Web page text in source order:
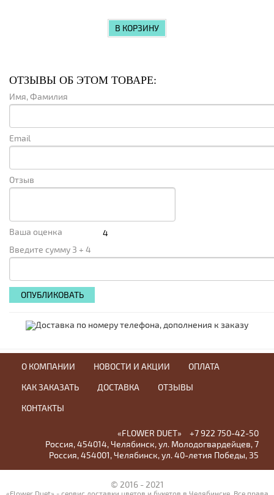
В КОРЗИНУ
ОТЗЫВЫ ОБ ЭТОМ ТОВАРЕ:
Имя, Фамилия
Email
Отзыв
Ваша оценка
Введите сумму 3 + 4
О КОМПАНИИ НОВОСТИ И АКЦИИ
ОПЛАТА
КАК ЗАКАЗАТЬ
ДОСТАВКА
ОТЗЫВЫ
КОНТАКТЫ
«FLOWER DUET»
+7 922 750-42-50
Россия,454014,Челябинск,ул. Молодогвардейцев, 7
Россия,454001,Челябинск,ул. 40-летия Победы, 35
© 2016 - 2021
«Flower Duet» - сервис доставки цветов и букетов в Челябинске. Все права